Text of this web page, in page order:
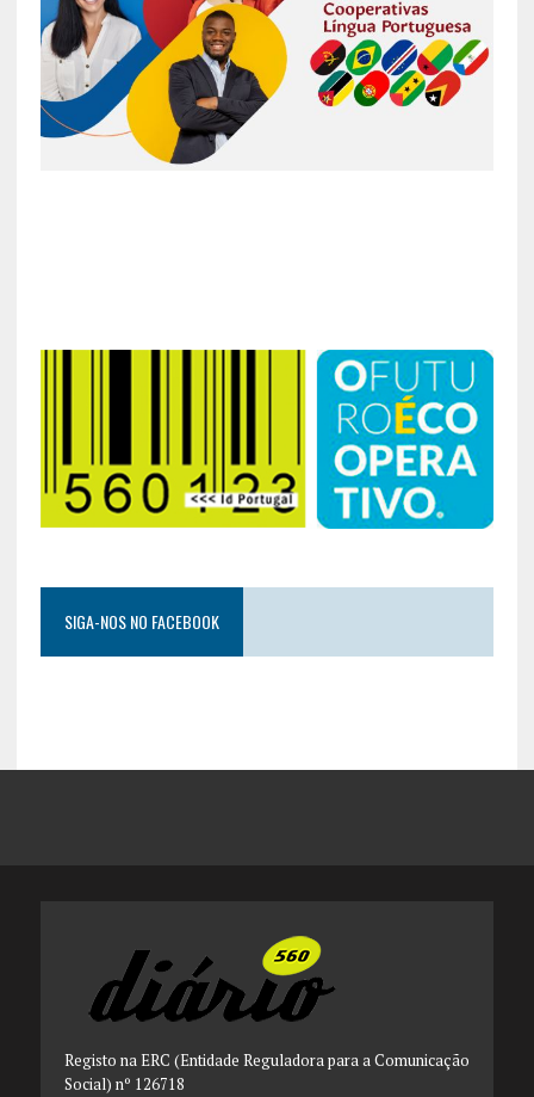
SIGA-NOS NO FACEBOOK
Registo na ERC (Entidade Reguladora para a Comunicação
Social) nº 126718